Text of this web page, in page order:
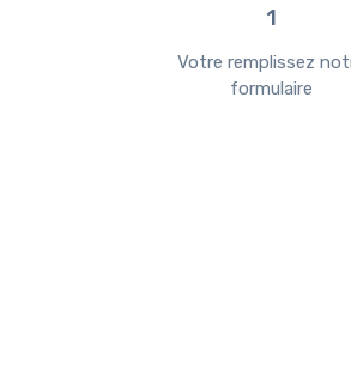
1
Votre remplissez
formulaire